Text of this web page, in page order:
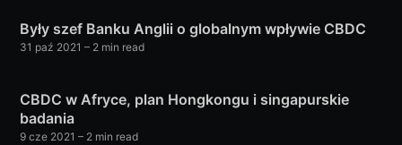
Były szef Banku Anglii o globalnym wpływie CBDC
31 paź 2021 – 2 min read
CBDC w Afryce, plan Hongkongu i singapurskie
badania
9 cze 2021 – 2 min read